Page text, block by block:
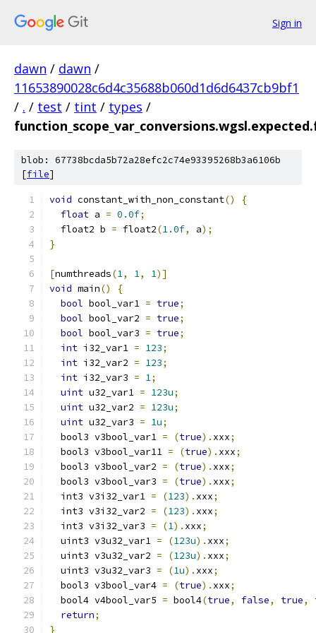
Sign in
dawn / dawn /
11653890028c6d4c35688b060d1d6d6437cb9bf1
/ . / test / tint / types /
blob: 67738bcda5b72a28efc2c74e93395268b3a6106b
[file]
void constant_with_non_constant()
{
float a = 0.0f;
  float2 b
= float2(1.0f, a);
}
[numthreads(1, 1, 1)]
void main()
{
bool bool_var1 = true;
bool bool_var2 = true;
bool bool_var3 = true;
int i32_var1 = 123;
int i32_var2 = 123;
int i32_var3 = 1;
uint u32_var1 = 123u;
uint u32_var2 = 123u;
uint u32_var3 = 1u;
  bool3 v3bool_var1
= (true). xxx;
  bool3 v3bool_var11
= (true). xxx;
  bool3 v3bool_var2
= (true). xxx;
  bool3 v3bool_var3
= (true). xxx;
  int3 v3i32_var1
= (123). xxx;
  int3 v3i32_var2
= (123). xxx;
  int3 v3i32_var3
= (1). xxx;
  uint3 v3u32_var1
= (123u). xxx;
  uint3 v3u32_var2
= (123u). xxx;
  uint3 v3u32_var3
= (1u). xxx;
  bool3 v3bool_var4
= (true). xxx;
  bool4 v4bool_var5
= bool4(true, false, true,
return;
}